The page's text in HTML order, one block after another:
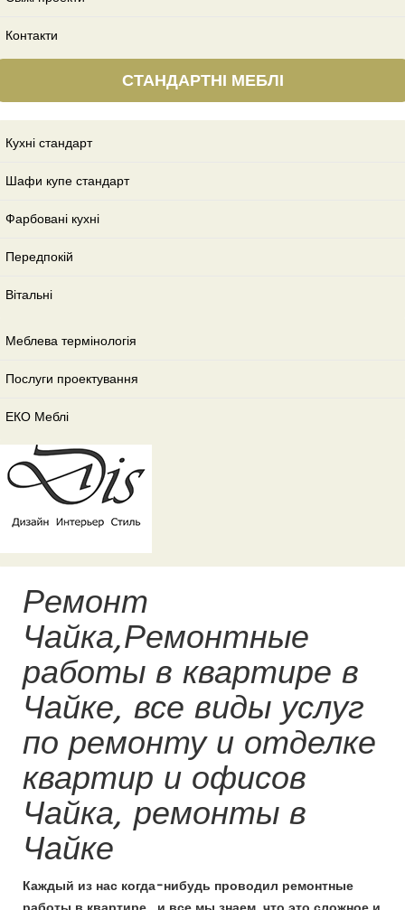
Контакти
СТАНДАРТНІ МЕБЛІ
Кухні стандарт
Шафи купе стандарт
Фарбовані кухні
Передпокій
Вітальні
Меблева термінологія
Послуги проектування
ЕКО Меблі
Ремонт
Чайка,Ремонтные
работы в квартире в
Чайке, все виды услуг
по ремонту и отделке
квартир и офисов
Чайка, ремонты в
Чайке
Каждый из нас когда-нибудь проводил ремонтные